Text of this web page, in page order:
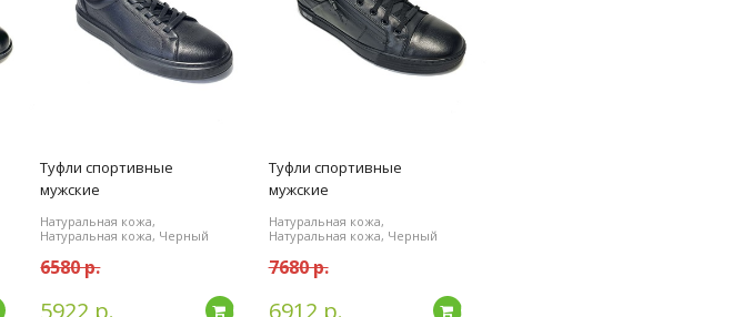
Подробнее
Туфли спортивные
мужские
Натуральная кожа,
Натуральная кожа, Черный
6580 р.
5922 р. Подробнее
Туфли спортивные
мужские
Натуральная кожа,
Натуральная кожа, Черный
7680 р.
6912 р. Подробнее